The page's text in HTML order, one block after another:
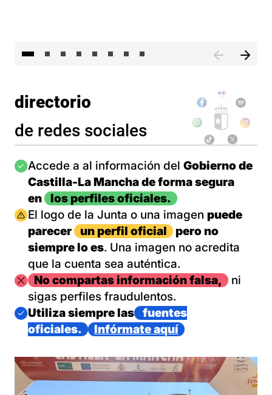
directorio
de redes sociales
Imagen
Accede a al información del Gobierno de
Castilla-La Mancha de forma segura
en
los perfiles oficiales.
Imagen
El logo de la Junta o una imagen puede
parecer
un perfil oficial
pero no
siempre lo es. Una imagen no acredita
que la cuenta sea auténtica.
ImagenNo compartas información falsa,
ni
sigas perfiles fraudulentos.
Imagen
Utiliza siempre las
fuentes
oficiales.
Infórmate aquí